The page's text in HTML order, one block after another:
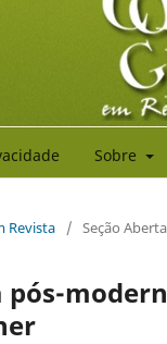
Sobre
Revista / Seção